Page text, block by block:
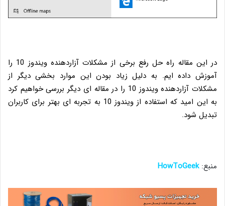
در این مقاله راه حل رفع برخی از مشکلات آزاردهنده ویندوز 10 را
آموزش داده ایم. به دلیل زیاد بودن این موارد بخشی دیگر از
مشکلات آزاردهنده ویندوز 10 را در مقاله ای دیگر بررسی خواهیم کرد
به این امید که استفاده از ویندوز 10 به تجربه ای بهتر برای کاربران
تبدیل شود.
منبع:HowToGeek